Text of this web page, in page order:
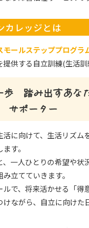
カレッジとは
モールステッププログ
提供する自立訓練(生活訓
活に向けて、生活リズム
す。
、一人ひとりの希望や状
立てていきます。
ルで、将来活かせる「得
けながら、自立に向けた